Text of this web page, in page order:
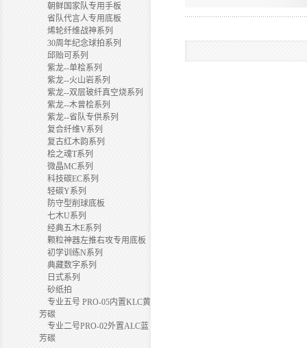
朝鲜国家队专用手板
省队代言人专用底板
烯轮纤维战神系列
30周年纪念球拍系列
邱贻可系列
紫龙--单桧系列
紫龙--火山岩系列
紫龙--双层玻纤真空烧系列
紫龙--木曾桧系列
紫龙--省队专供系列
复合纤维V系列
复古红木韵系列
桧之魂T系列
微晶MC系列
科技碳EC系列
轻碳Y系列
防守型削球底板
七木U系列
经典五木E系列
颗粒神器左推右攻专用底板
初学训练N系列
典藏数字系列
日式系列
砂纸拍
专业五号 PRO-05内置KLC黄
芳碳
专业二号PRO-02外置ALC蓝
芳碳